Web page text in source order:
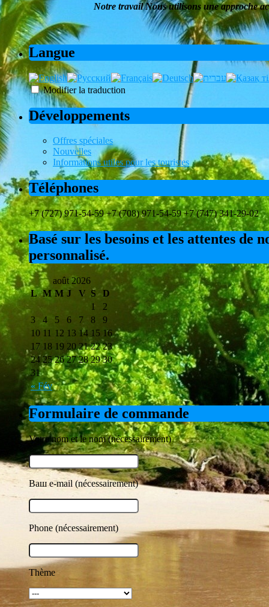
Notre travailNous utilisons une approche
Langue
Modifier la traduction
Développements
Offres spéciales
Nouvelles
Informations utiles pour les touristes
Téléphones
+7 (727) 971-54-59 +7 (708) 971-54-59 +7 (747) 341-29-02
Basé sur les besoins et les attentes de
personnalisé.
août 2026
L M M J V S D
« Fév
1
2
3
4 5 6 7 8
9
10 11 12 13 14 15 16
17 18 19 20 21 22 23
24 25 26 27 28 29 30
31
Formulaire de commande
Votre nom et le nom (nécessairement)
Ваш e-mail (nécessairement)
Phone (nécessairement)
Thème